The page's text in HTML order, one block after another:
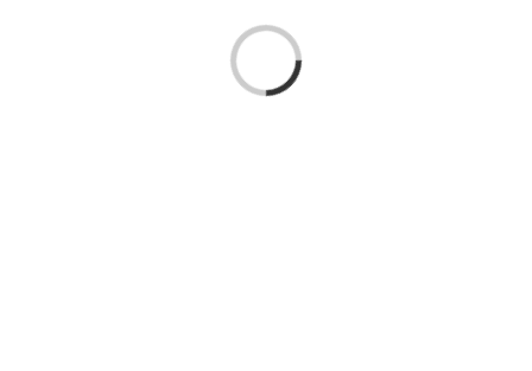
Cargando...